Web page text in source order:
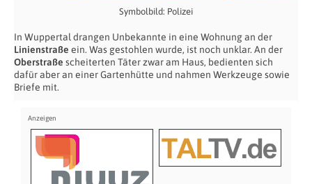
Symbolbild: Polizei
In Wuppertal drangen Unbekannte in eine Wohnung an der
Linienstraße ein. Was gestohlen wurde, ist noch unklar. An der
Oberstraße scheiterten Täter zwar am Haus, bedienten sich
dafür aber an einer Gartenhütte und nahmen Werkzeuge sowie
Briefe mit.